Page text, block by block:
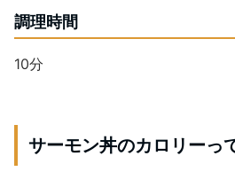
調理時間
10分
サーモン丼のカロリーっ